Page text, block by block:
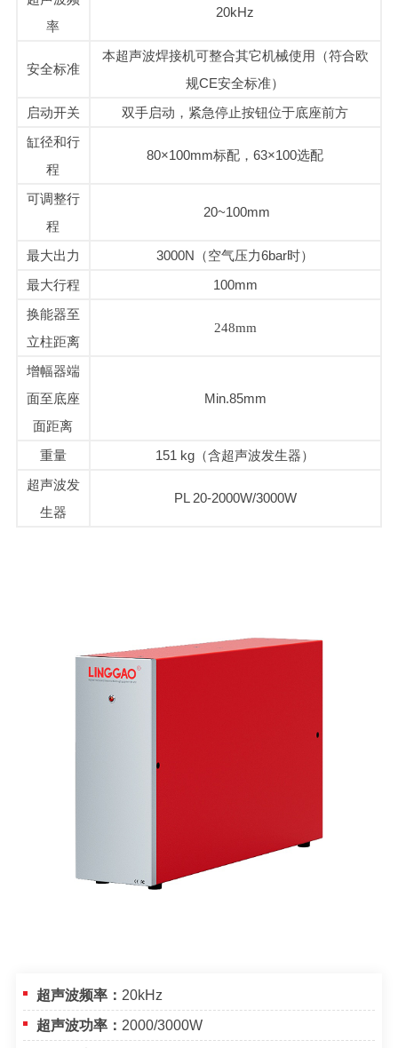
率
20kHz
安全标准
本超声波焊接机可整合其它机械使用（符合欧
规CE安全标准）
启动开关
双手启动，紧急停止按钮位于底座前方
缸径和行
程
80×100mm标配，63×100选配
可调整行
程
20~100mm
最大出力
3000N（空气压力6bar时）
最大行程
100mm
换能器至
立柱距离
248mm
增幅器端
面至底座
面距离
Min.85mm
重量
151 kg（含超声波发生器）
超声波发
生器
PL 20-2000W/3000W
超声波频率： 20kHz
超声波功率： 2000/3000W